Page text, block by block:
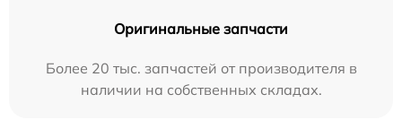
Оригинальные запчасти
Более 20 тыс. запчастей от производителя в
наличии на собственных складах.